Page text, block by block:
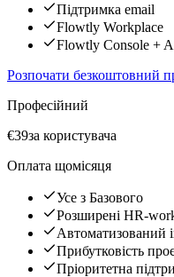
Підтримка email
Flowtly Workplace
Flowtly Console +
Розпочати безкоштовний
Професійний
€39за користувача
Оплата щомісяця
Усе з Базового
Розширені HR-
Автоматизований
Прибутковість
Пріоритетна